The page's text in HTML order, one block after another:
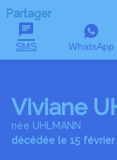
Partager
SMS WhatsApp
Viviane
née UHLMANN
décédée le 15 février